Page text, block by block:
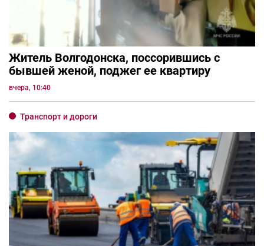
Житель Волгодонска, поссорившись с
бывшей женой, поджег ее квартиру
вчера, 10:40
Транспорт и дороги